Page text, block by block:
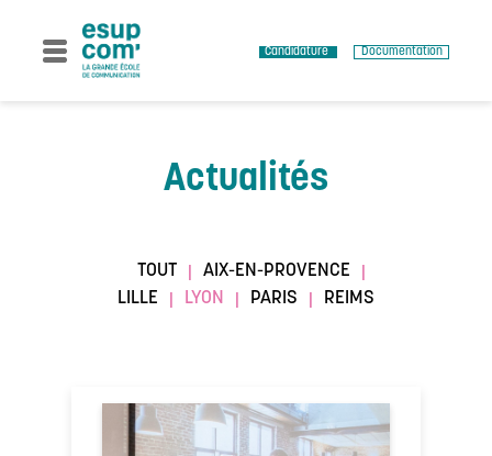
content
Candidature Documentation
Actualités
TOUT AIX-EN-PROVENCE
LILLE
LYON PARIS REIMS